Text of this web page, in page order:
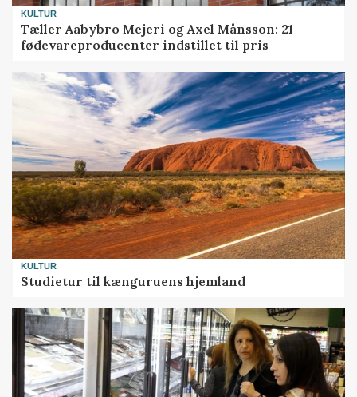
KULTUR
Tæller Aabybro Mejeri og Axel Månsson: 21
fødevareproducenter indstillet til pris
KULTUR
Studietur til kænguruens hjemland